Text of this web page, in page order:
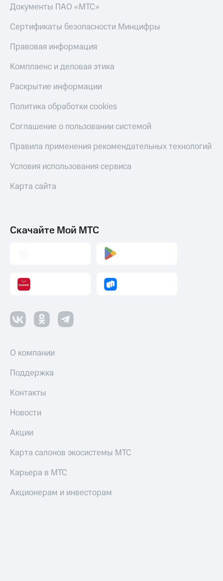
Документы ПАО «МТС»
Сертификаты безопасности Минцифры
Правовая информация
Комплаенс и деловая этика
Раскрытие информации
Политика обработки cookies
Соглашение о пользовании системой
Правила применения рекомендательных технологий
Условия использования сервиса
Карта сайта
Скачайте Мой МТС
О компании
Поддержка
Контакты
Новости
Акции
Карта салонов экосистемы МТС
Карьера в МТС
Акционерам и инвесторам